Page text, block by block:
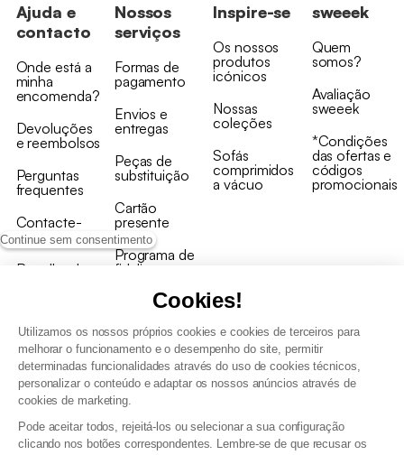
Continue sem consentimento
Cookies!
Utilizamos os nossos próprios cookies e cookies de terceiros para
melhorar o funcionamento e o desempenho do site, permitir
determinadas funcionalidades através do uso de cookies técnicos,
personalizar o conteúdo e adaptar os nossos anúncios através de
cookies de marketing.
Pode aceitar todos, rejeitá-los ou selecionar a sua configuração
clicando nos botões correspondentes. Lembre-se de que recusar os
Ajuda e
contacto
Onde está a
minha
encomenda?
Devoluções
e reembolsos
Perguntas
frequentes
Contacte-
nos
Recolha de
Nossos
serviços
Formas de
pagamento
Envios e
entregas
Peças de
substituição
Cartão
presente
Programa de
fidelizaçao
Inspire-se
Os nossos
produtos
icónicos
Nossas
coleções
Sofás
comprimidos
a vácuo
sweeek
Quem
somos?
Avaliação
sweeek
*Condições
das ofertas e
códigos
promocionais
Termos e Condições Gerais de Venda e Aviso Legal
Gestão de dados pessoais e política de cookies
Termos e condições gerais de venda pro